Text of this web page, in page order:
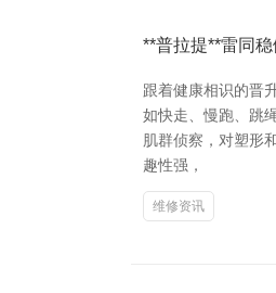
**普拉提**雷同
跟着健康相识的晋
如快走、慢跑、跳
肌群侦察，对塑形
趣性强，
维修资讯